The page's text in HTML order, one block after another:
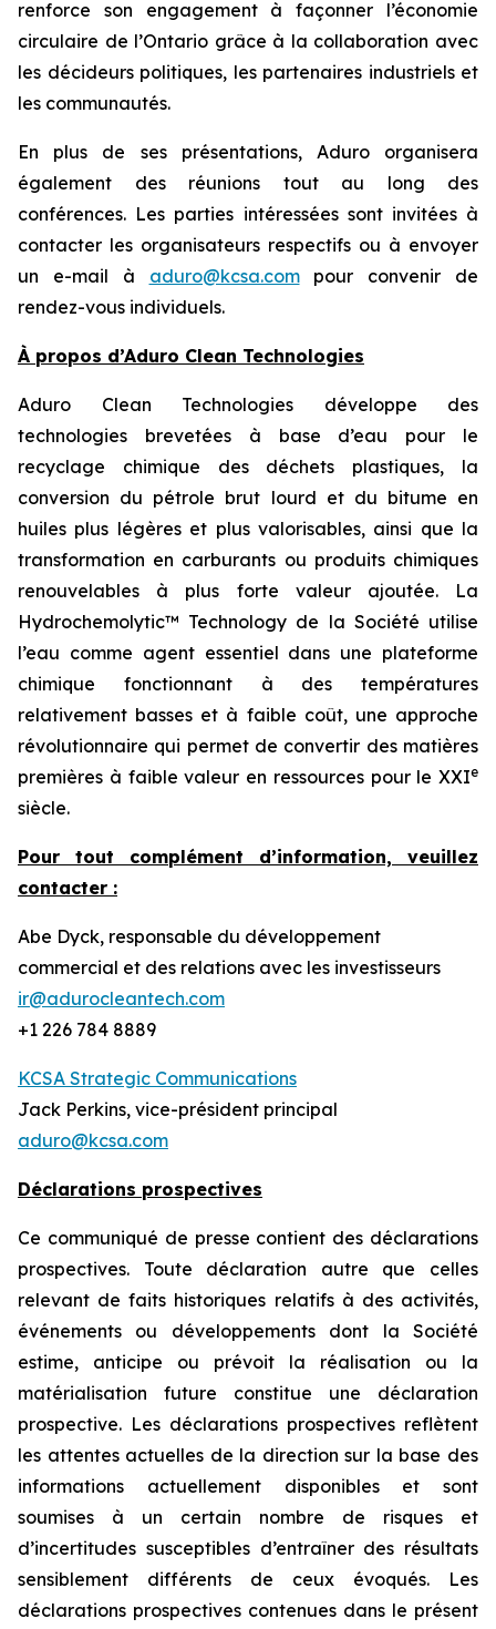
renforce son engagement à façonner l’économie
circulaire de l’Ontario grâce à la collaboration avec
les décideurs politiques, les partenaires industriels et
les communautés.
En plus de ses présentations, Aduro organisera
également des réunions tout au long des
conférences. Les parties intéressées sont invitées à
contacter les organisateurs respectifs ou à envoyer
un e-mail à aduro@kcsa.compour convenir de
rendez-vous individuels.
À propos d’Aduro Clean Technologies
Aduro Clean Technologies développe des
technologies brevetées à base d’eau pour le
recyclage chimique des déchets plastiques, la
conversion du pétrole brut lourd et du bitume en
huiles plus légères et plus valorisables, ainsi que la
transformation en carburants ou produits chimiques
renouvelables à plus forte valeur ajoutée. La
Hydrochemolytic™ Technology de la Société utilise
l’eau comme agent essentiel dans une plateforme
chimique fonctionnant à des températures
relativement basses et à faible coût, une approche
révolutionnaire qui permet de convertir des matières
premières à faible valeur en ressources pour le XXIe
siècle.
Pour tout complément d’information, veuillez
contacter :
Abe Dyck, responsable du développement
commercial et des relations avec les investisseurs
ir@adurocleantech.com
+1 226 784 8889
KCSA Strategic Communications
Jack Perkins, vice-président principal
aduro@kcsa.com
Déclarations prospectives
Ce communiqué de presse contient des déclarations
prospectives. Toute déclaration autre que celles
relevant de faits historiques relatifs à des activités,
événements ou développements dont la Société
estime, anticipe ou prévoit la réalisation ou la
matérialisation future constitue une déclaration
prospective. Les déclarations prospectives reflètent
les attentes actuelles de la direction sur la base des
informations actuellement disponibles et sont
soumises à un certain nombre de risques et
d’incertitudes susceptibles d’entraîner des résultats
sensiblement différents de ceux évoqués. Les
déclarations prospectives contenues dans le présent